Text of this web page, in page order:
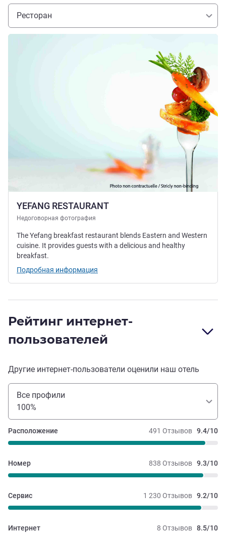
Ресторан
YEFANG RESTAURANT
Недоговорная фотография
Подробная информация
The Yefang breakfast restaurant blends Eastern and Western
cuisine. It provides guests with a delicious and healthy
breakfast.
Подробная информация
Рейтинг интернет-
пользователей
Другие интернет-пользователи оценили наш отель
Все профили
100%
491 Отзывов 9.4/10
Расположение
838 Отзывов 9.3/10
Номер
1 230 Отзывов 9.2/10
Сервис
8 Отзывов 8.5/10
Интернет